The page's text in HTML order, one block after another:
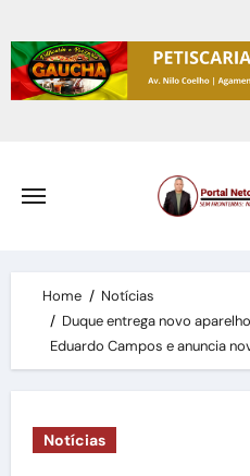
to
content
Home
Notícias
Duque entrega novo
Eduardo Campos e anuncia
Notícias